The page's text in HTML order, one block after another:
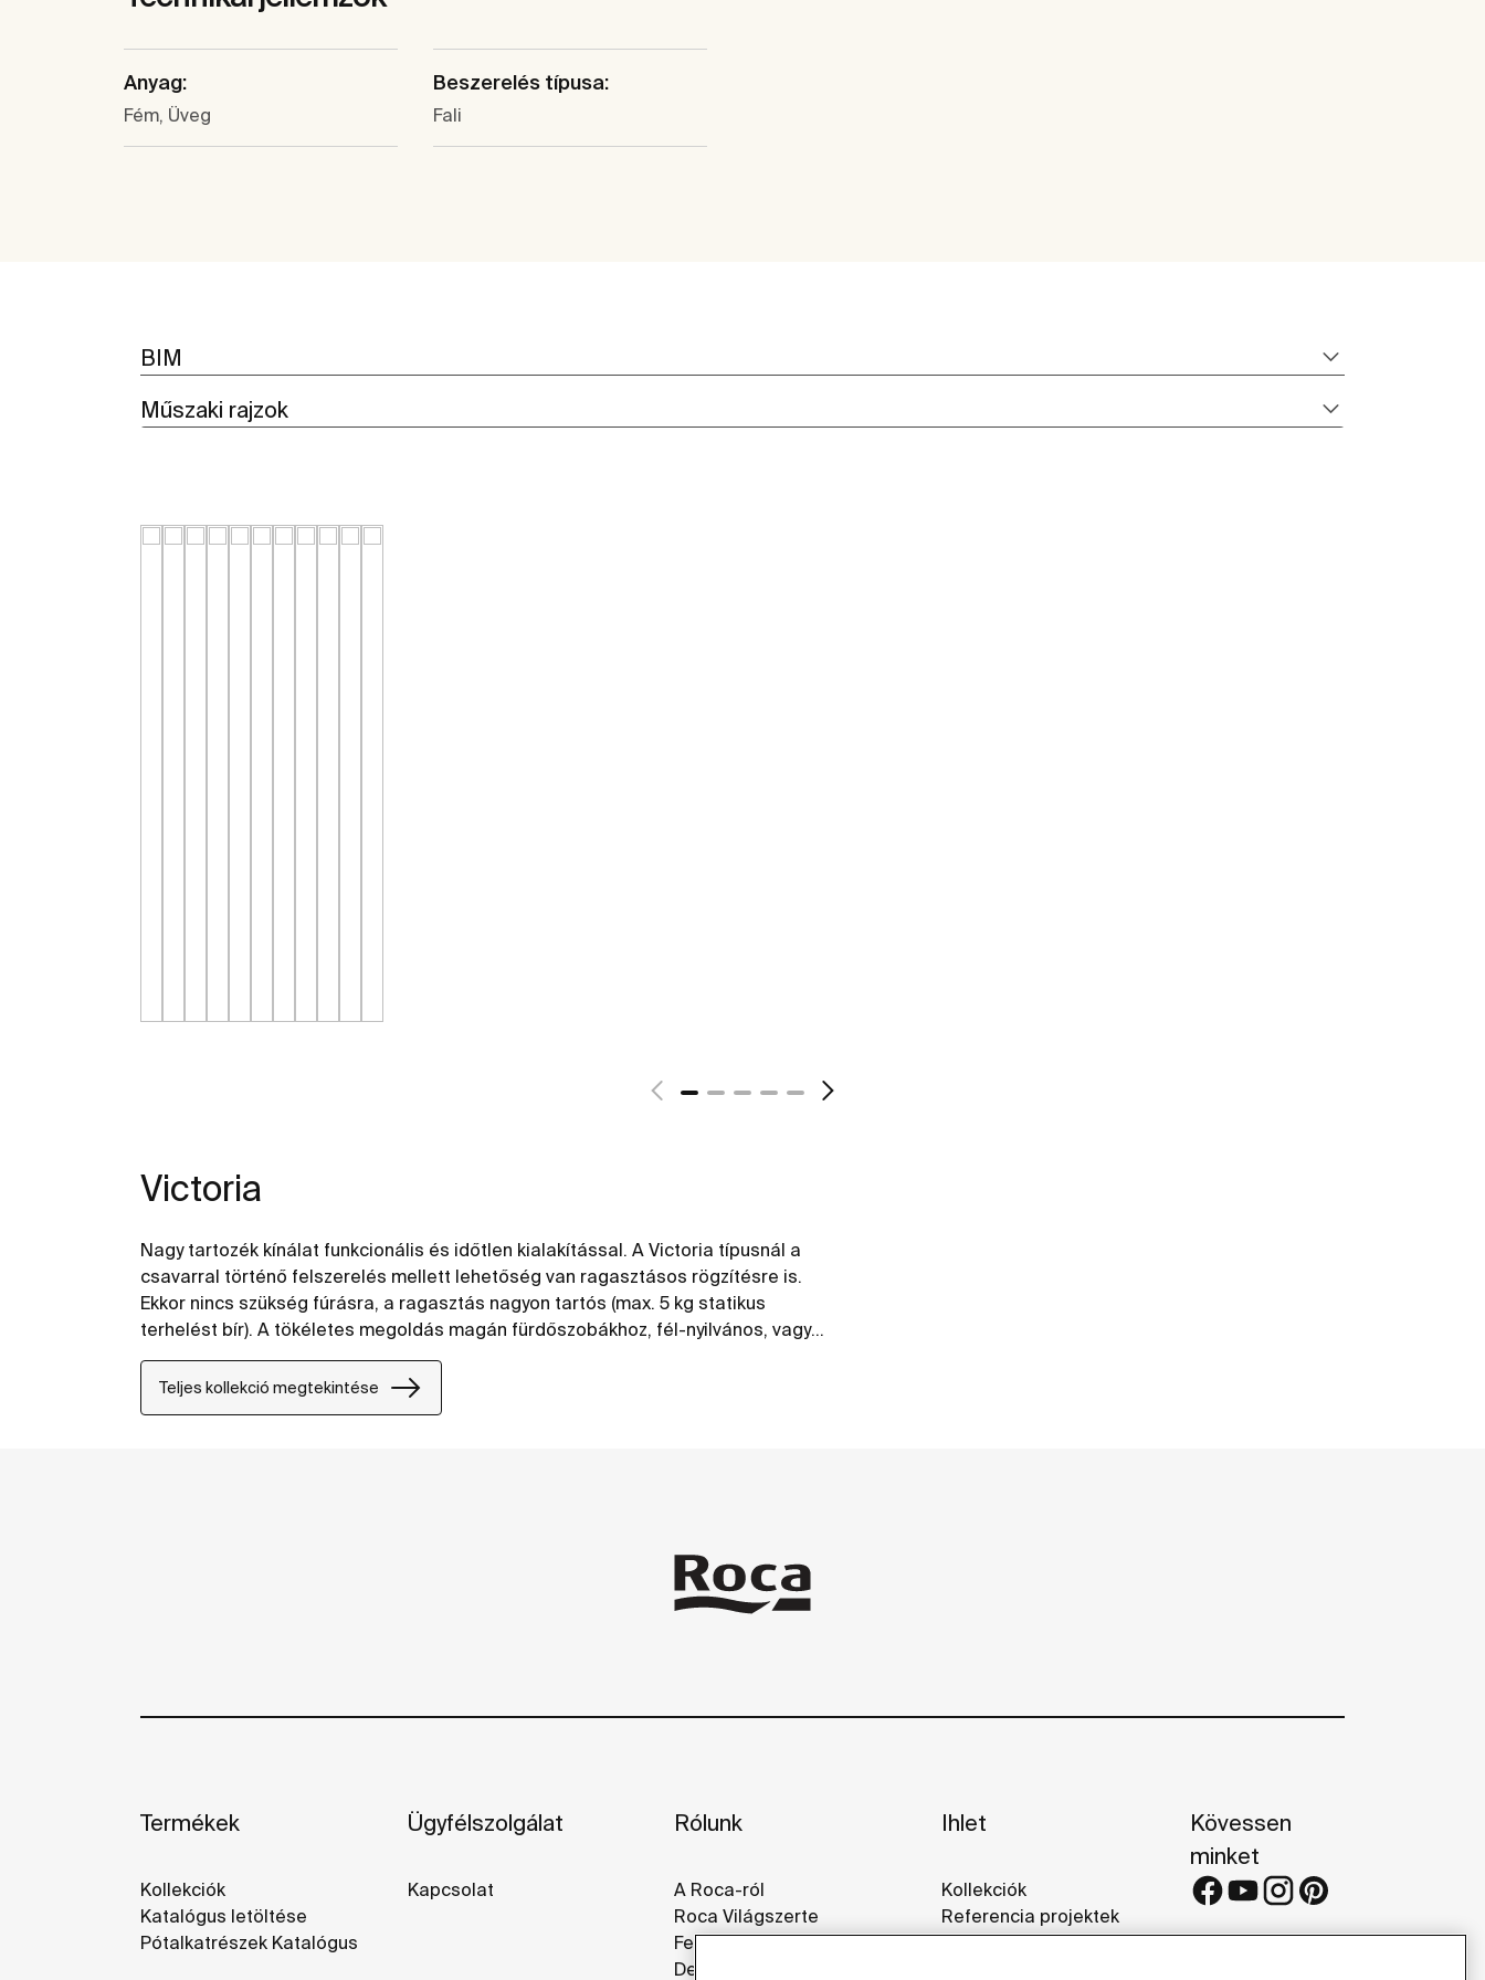
Anyag:
Fém, Üveg
Beszerelés típusa:
Fali
BIM
Műszaki rajzok
Victoria
Nagy tartozék kínálat funkcionális és időtlen kialakítással. A Victoria típusnál a
csavarral történő felszerelés mellett lehetőség van ragasztásos rögzítésre is.
Ekkor nincs szükség fúrásra, a ragasztás nagyon tartós (max. 5 kg statikus
terhelést bír). A tökéletes megoldás magán fürdőszobákhoz, fél-nyilvános, vagy
nyilvános mosdókhoz, beleértve a csökkent mozgásképességű emberek
használatára szolgáló helyeket is.
Teljes kollekció megtekintése
Termékek
Kollekciók
Katalógus letöltése
Pótalkatrészek Katalógus
Ügyfélszolgálat
Kapcsolat
Rólunk
A Roca-ról
Roca Világszerte
Fenntarthatóság
Design És Innováció
Ihlet
Kollekciók
Referencia projektek
Galériák
Kövessen
minket